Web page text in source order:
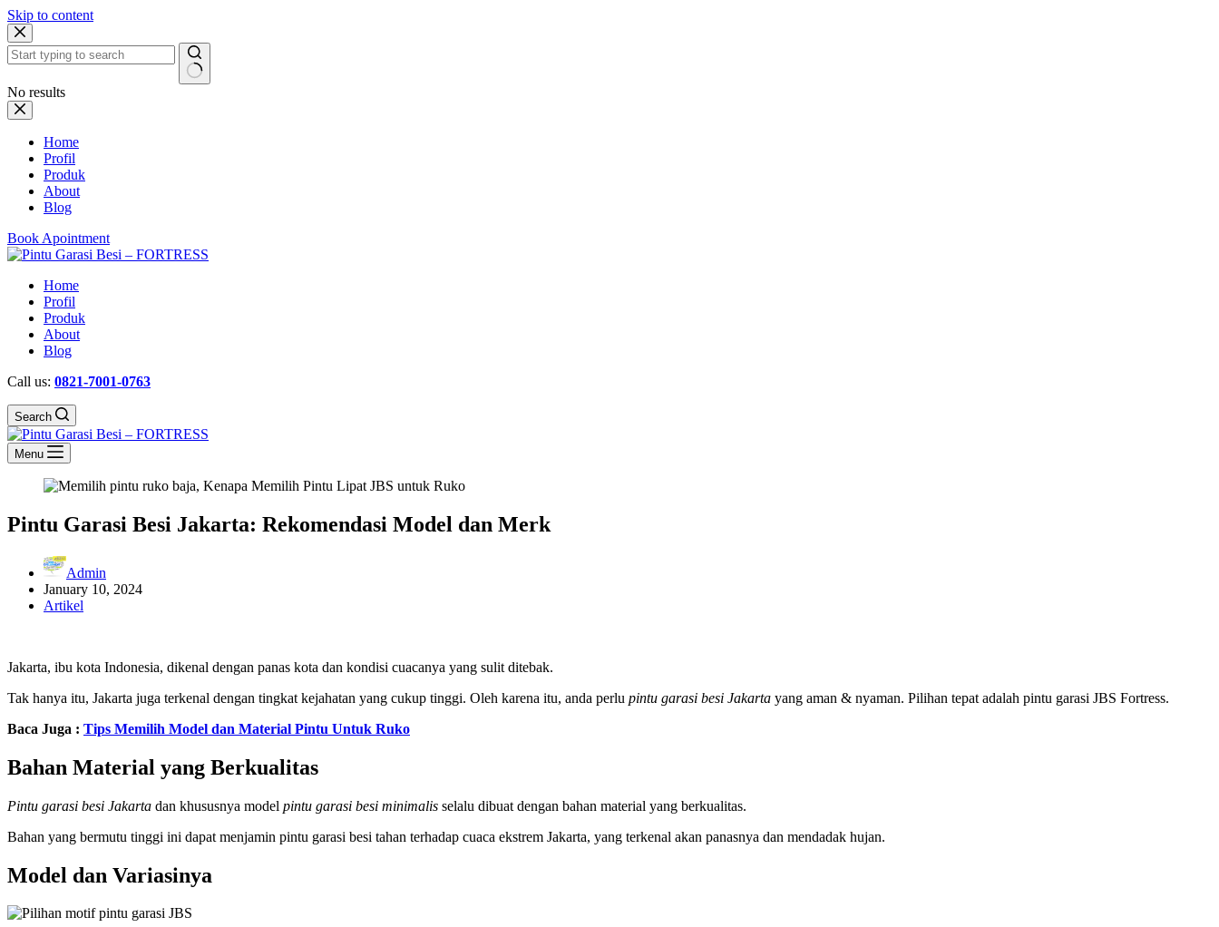
Skip to content
No results
Home
Profil
Produk
About
Blog
Book Apointment
Home
Profil
Produk
About
Blog
Call us: 0821-7001-0763
Search
Menu
Pintu Garasi Besi Jakarta: Rekomendasi Model dan Merk
Admin
January 10, 2024
Artikel
Jakarta, ibu kota Indonesia, dikenal dengan panas kota dan kondisi cuacanya yang sulit ditebak.
Tak hanya itu, Jakarta juga terkenal dengan tingkat kejahatan yang cukup tinggi. Oleh karena itu, anda perlu pintu garasi besi Jakarta yang aman & nyaman. Pilihan tepat adalah pintu garasi JBS Fortress.
Baca Juga : Tips Memilih Model dan Material Pintu Untuk Ruko
Bahan Material yang Berkualitas
Pintu garasi besi Jakarta dan khususnya model pintu garasi besi minimalis selalu dibuat dengan bahan material yang berkualitas.
Bahan yang bermutu tinggi ini dapat menjamin pintu garasi besi tahan terhadap cuaca ekstrem Jakarta, yang terkenal akan panasnya dan mendadak hujan.
Model dan Variasinya